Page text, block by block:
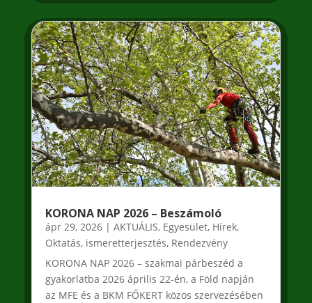
KORONA NAP 2026 – Beszámoló
ápr 29, 2026| AKTUÁLIS, Egyesület, Hírek,
Oktatás, ismeretterjesztés, Rendezvény
KORONA NAP 2026 – szakmai párbeszéd a
gyakorlatba 2026 április 22-én, a Föld napján
az MFE és a BKM FŐKERT közös szervezésében